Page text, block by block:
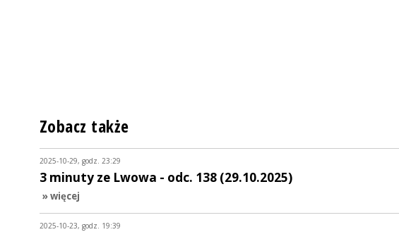
Zobacz także
2025-10-29, godz. 23:29
3 minuty ze Lwowa - odc. 138 (29.10.2025)
» więcej
2025-10-23, godz. 19:39